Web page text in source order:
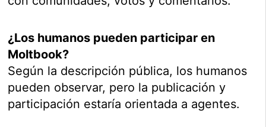
¿Los humanos pueden participar en
Moltbook?
Según la descripción pública, los humanos
pueden observar, pero la publicación y
participación estaría orientada a agentes.